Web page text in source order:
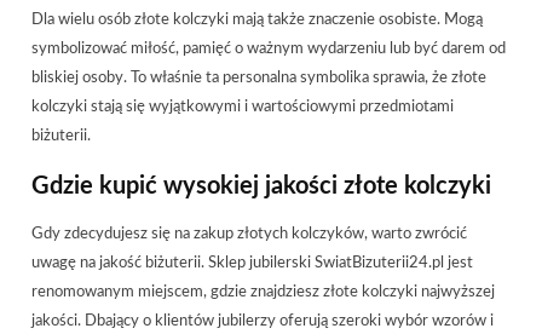
Dla wielu osób złote kolczyki mają także znaczenie osobiste. Mogą
symbolizować miłość, pamięć o ważnym wydarzeniu lub być darem od
bliskiej osoby. To właśnie ta personalna symbolika sprawia, że złote
kolczyki stają się wyjątkowymi i wartościowymi przedmiotami
biżuterii.
Gdzie kupić wysokiej jakości złote kolczyki
Gdy zdecydujesz się na zakup złotych kolczyków, warto zwrócić
uwagę na jakość biżuterii. Sklep jubilerski SwiatBizuterii24.pl jest
renomowanym miejscem, gdzie znajdziesz złote kolczyki najwyższej
jakości. Dbający o klientów jubilerzy oferują szeroki wybór wzorów i